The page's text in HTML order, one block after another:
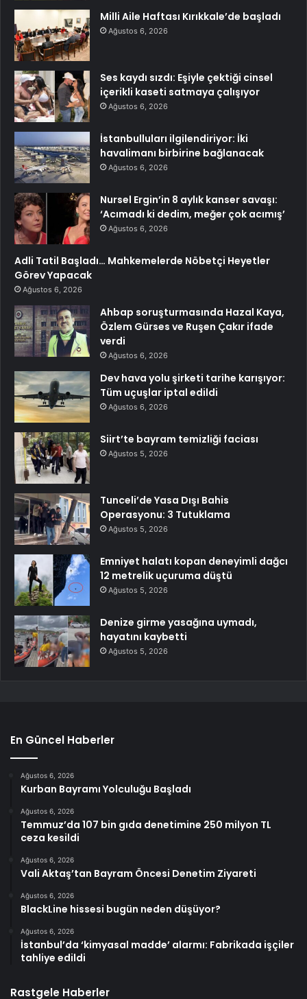
Milli Aile Haftası Kırıkkale’de başladı
Ağustos 6, 2026
Ses kaydı sızdı: Eşiyle çektiği cinsel
içerikli kaseti satmaya çalışıyor
Ağustos 6, 2026
İstanbulluları ilgilendiriyor: İki
havalimanı birbirine bağlanacak
Ağustos 6, 2026
Nursel Ergin’in 8 aylık kanser savaşı:
‘Acımadı ki dedim, meğer çok acımış’
Ağustos 6, 2026
Adli Tatil Başladı… Mahkemelerde Nöbetçi Heyetler
Görev Yapacak
Ağustos 6, 2026
Ahbap soruşturmasında Hazal Kaya,
Özlem Gürses ve Ruşen Çakır ifade
verdi
Ağustos 6, 2026
Dev hava yolu şirketi tarihe karışıyor:
Tüm uçuşlar iptal edildi
Ağustos 6, 2026
Siirt’te bayram temizliği faciası
Ağustos 5, 2026
Tunceli’de Yasa Dışı Bahis
Operasyonu: 3 Tutuklama
Ağustos 5, 2026
Emniyet halatı kopan deneyimli dağcı
12 metrelik uçuruma düştü
Ağustos 5, 2026
Denize girme yasağına uymadı,
hayatını kaybetti
Ağustos 5, 2026
En Güncel Haberler
Ağustos 6, 2026
Kurban Bayramı Yolculuğu Başladı
Ağustos 6, 2026
Temmuz’da 107 bin gıda denetimine 250 milyon TL
ceza kesildi
Ağustos 6, 2026
Vali Aktaş’tan Bayram Öncesi Denetim Ziyareti
Ağustos 6, 2026
BlackLine hissesi bugün neden düşüyor?
Ağustos 6, 2026
İstanbul’da ‘kimyasal madde’ alarmı: Fabrikada işçiler
tahliye edildi
Rastgele Haberler